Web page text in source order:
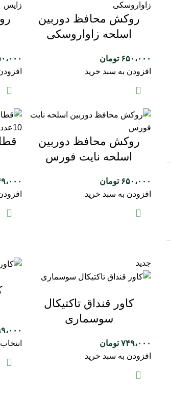
روکش محافظ دوربین
اسلحه زاواروسکی
۶۵۰،۰۰۰ تومان
افزودن به سبد خرید
روکش محافظ دوربین
اسلحه نایت فورس
۶۵۰،۰۰۰ تومان
افزودن به سبد خرید
جدید
کاور قنداق تاکتیکال
سوسماری
۷۴۹،۰۰۰ تومان
افزودن به سبد خرید